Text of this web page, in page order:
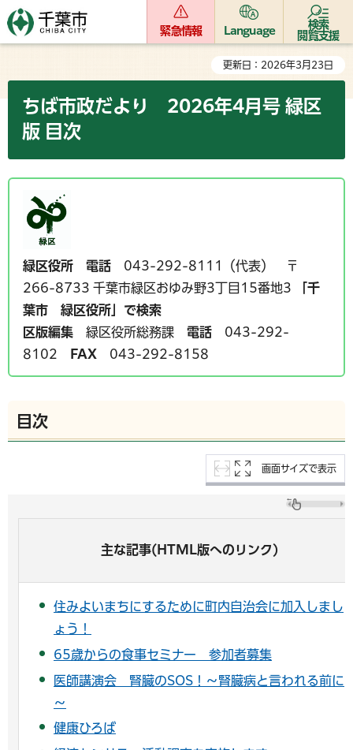
緊急情報 Language
検索
閲覧支援
更新日：2026年3月23日
ちば市政だより 2026年4月号 緑区
版 目次
緑区役所 電話 043-292-8111（代表） 〒
266-8733 千葉市緑区おゆみ野3丁目15番地3
「千
葉市 緑区役所」で検索
区版編集 緑区役所総務課 電話 043-292-
8102
FAX 043-292-8158
目次
画面サイズで表示
主な記事(HTML版へのリンク)
住みよいまちにするために町内自治会に加入しまし
ょう！
65歳からの食事セミナー 参加者募集
医師講演会 腎臓のSOS！～腎臓病と言われる前に
～
健康ひろば